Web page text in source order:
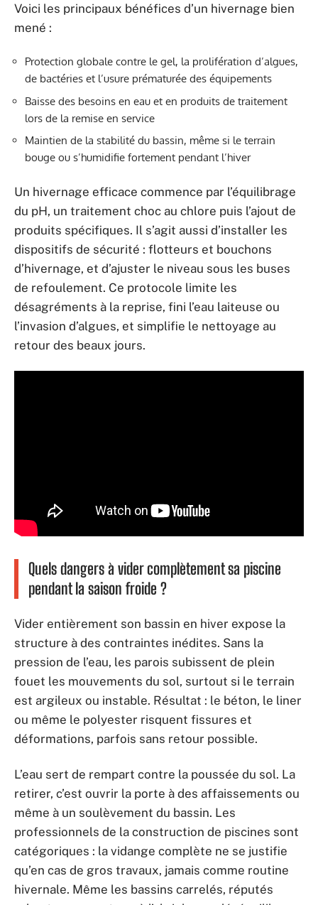
Voici les principaux bénéfices d’un hivernage bien
mené :
Protection globale contre le gel, la prolifération d’algues,
de bactéries et l’usure prématurée des équipements
Baisse des besoins en eau et en produits de traitement
lors de la remise en service
Maintien de la stabilité du bassin, même si le terrain
bouge ou s’humidifie fortement pendant l’hiver
Un hivernage efficace commence par l’équilibrage
du pH, un traitement choc au chlore puis l’ajout de
produits spécifiques. Il s’agit aussi d’installer les
dispositifs de sécurité : flotteurs et bouchons
d’hivernage, et d’ajuster le niveau sous les buses
de refoulement. Ce protocole limite les
désagréments à la reprise, fini l’eau laiteuse ou
l’invasion d’algues, et simplifie le nettoyage au
retour des beaux jours.
Quels dangers à vider complètement sa piscine
pendant la saison froide ?
Vider entièrement son bassin en hiver expose la
structure à des contraintes inédites. Sans la
pression de l’eau, les parois subissent de plein
fouet les mouvements du sol, surtout si le terrain
est argileux ou instable. Résultat : le béton, le liner
ou même le polyester risquent fissures et
déformations, parfois sans retour possible.
L’eau sert de rempart contre la poussée du sol. La
retirer, c’est ouvrir la porte à des affaissements ou
même à un soulèvement du bassin. Les
professionnels de la construction de piscines sont
catégoriques : la vidange complète ne se justifie
qu’en cas de gros travaux, jamais comme routine
hivernale. Même les bassins carrelés, réputés